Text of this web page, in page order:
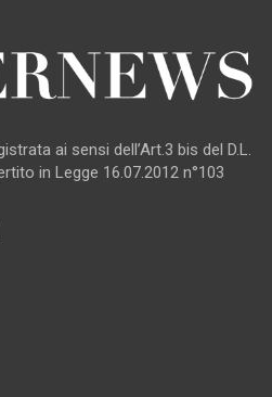
ai sensi dell’Art.3 bis del D.L.
in Legge 16.07.2012 n°103